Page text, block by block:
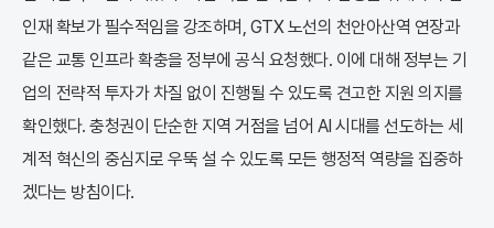
인재 확보가 필수적임을 강조하며, GTX 노선의 천안아산역 연장과
같은 교통 인프라 확충을 정부에 공식 요청했다. 이에 대해 정부는 기
업의 전략적 투자가 차질 없이 진행될 수 있도록 견고한 지원 의지를
확인했다. 충청권이 단순한 지역 거점을 넘어 AI 시대를 선도하는 세
계적 혁신의 중심지로 우뚝 설 수 있도록 모든 행정적 역량을 집중하
겠다는 방침이다.